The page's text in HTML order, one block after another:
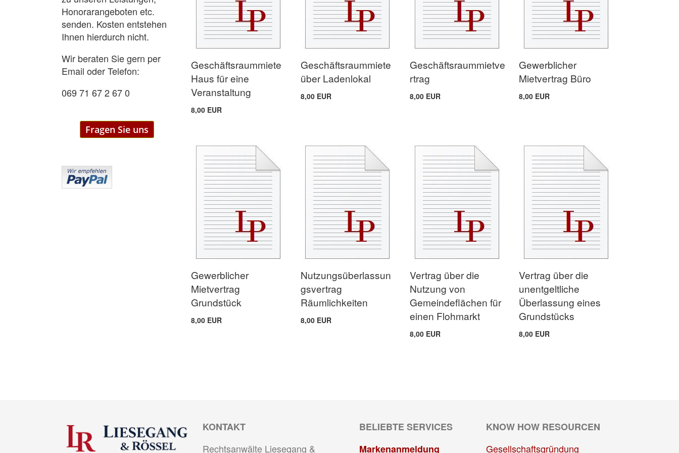
Geschäftsraummiete
Haus für eine
Veranstaltung
8,00 EUR
Geschäftsraummiete
über Ladenlokal
8,00 EUR
Geschäftsraummietve
rtrag
8,00 EUR
Gewerblicher
Mietvertrag Büro
8,00 EUR
Gewerblicher
Mietvertrag
Grundstück
8,00 EUR
Nutzungsüberlassun
gsvertrag
Räumlichkeiten
8,00 EUR
Vertrag über die
Nutzung von
Gemeindeflächen für
einen Flohmarkt
8,00 EUR
Vertrag über die
unentgeltliche
Überlassung eines
Grundstücks
8,00 EUR
Honorarangeboten etc.
senden. Kosten entstehen
Ihnen hierdurch nicht.
Wir beraten Sie gern per
Email oder Telefon:
069 71 67 2 67 0
Fragen Sie uns
KONTAKT
Rechtsanwälte Liesegang &
BELIEBTE SERVICES
Markenanmeldung
KNOW HOW RESOURCEN
Gesellschaftsgründung